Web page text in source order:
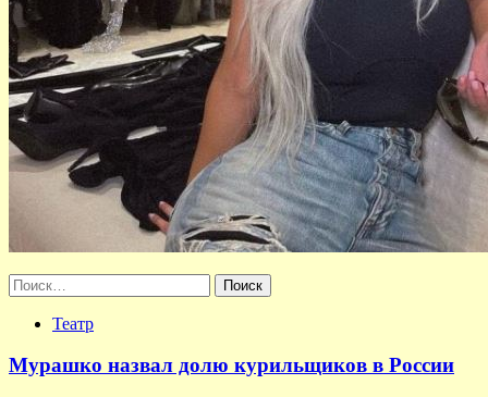
Найти:
Театр
Мурашко назвал долю курильщиков в России